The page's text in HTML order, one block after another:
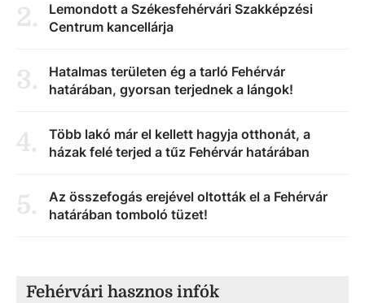
2.
Lemondott a Székesfehérvári Szakképzési
Centrum kancellárja
3.
Hatalmas területen ég a tarló Fehérvár
határában, gyorsan terjednek a lángok!
4.
Több lakó már el kellett hagyja otthonát, a
házak felé terjed a tűz Fehérvár határában
5.
Az összefogás erejével oltották el a Fehérvár
határában tomboló tüzet!
Fehérvári hasznos infók